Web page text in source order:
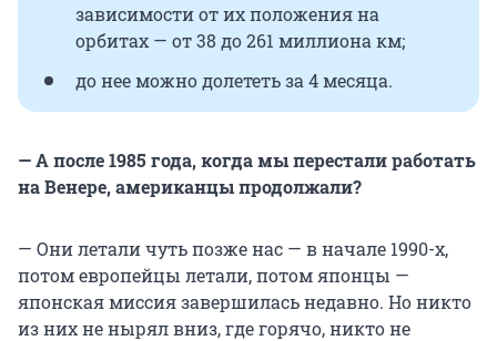
зависимости от их положения на
орбитах — от 38 до 261 миллиона км;
до нее можно долететь за 4 месяца.
— А после 1985 года, когда мы перестали работать
на Венере, американцы продолжали?
— Они летали чуть позже нас — в начале 1990-х,
потом европейцы летали, потом японцы —
японская миссия завершилась недавно. Но никто
из них не нырял вниз, где горячо, никто не